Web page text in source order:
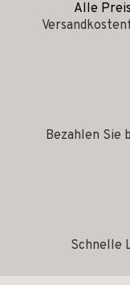
Alle
Bezahlen Sie
Schnelle